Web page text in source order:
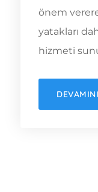
önem
yatakları
hizmeti